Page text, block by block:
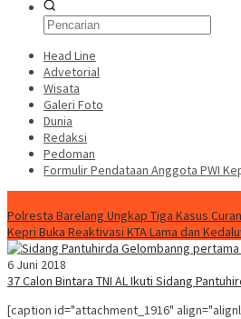
Head Line
Advetorial
Wisata
Galeri Foto
Dunia
Redaksi
Pedoman
Formulir Pendataan Anggota PWI
Polresta Barelang Ungkap Tiga Kasus
Kepri Buka Reaktivasi KTA Lama dan
6 Juni 2018
37 Calon Bintara TNI AL Ikuti Sidang
[caption id="attachment_1916"